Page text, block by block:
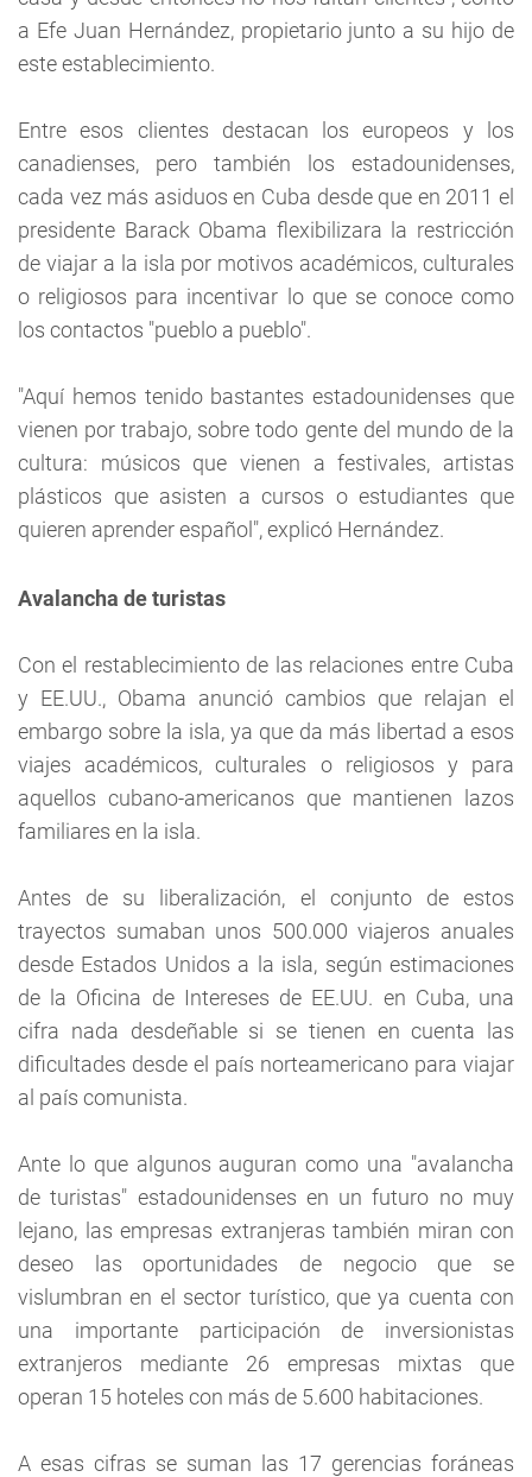
a Efe Juan Hernández, propietario junto a su hijo de
este establecimiento.
Entre esos clientes destacan los europeos y los
canadienses, pero también los estadounidenses,
cada vez más asiduos en Cuba desde que en 2011 el
presidente Barack Obama flexibilizara la restricción
de viajar a la isla por motivos académicos, culturales
o religiosos para incentivar lo que se conoce como
los contactos "pueblo a pueblo".
"Aquí hemos tenido bastantes estadounidenses que
vienen por trabajo, sobre todo gente del mundo de la
cultura: músicos que vienen a festivales, artistas
plásticos que asisten a cursos o estudiantes que
quieren aprender español", explicó Hernández.
Avalancha de turistas
Con el restablecimiento de las relaciones entre Cuba
y EE.UU., Obama anunció cambios que relajan el
embargo sobre la isla, ya que da más libertad a esos
viajes académicos, culturales o religiosos y para
aquellos cubano-americanos que mantienen lazos
familiares en la isla.
Antes de su liberalización, el conjunto de estos
trayectos sumaban unos 500.000 viajeros anuales
desde Estados Unidos a la isla, según estimaciones
de la Oficina de Intereses de EE.UU. en Cuba, una
cifra nada desdeñable si se tienen en cuenta las
dificultades desde el país norteamericano para viajar
al país comunista.
Ante lo que algunos auguran como una "avalancha
de turistas" estadounidenses en un futuro no muy
lejano, las empresas extranjeras también miran con
deseo las oportunidades de negocio que se
vislumbran en el sector turístico, que ya cuenta con
una importante participación de inversionistas
extranjeros mediante 26 empresas mixtas que
operan 15 hoteles con más de 5.600 habitaciones.
A esas cifras se suman las 17 gerencias foráneas